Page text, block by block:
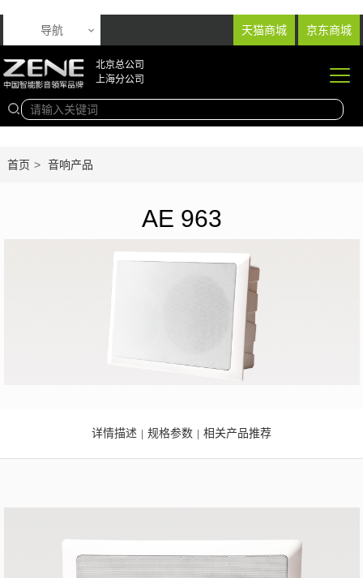
天猫商城 京东商城
导航
北京总公司
上海分公司
首页 > 音响产品
AE 963
详情描述 规格参数 相关产品推荐